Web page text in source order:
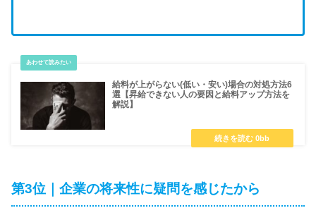
給料が上がらない(低い・安い)場合の対処方法6
選【昇給できない人の要因と給料アップ方法を
解説】
第3位｜企業の将来性に疑問を感じたから